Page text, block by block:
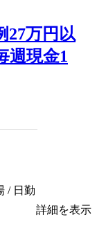
27万円以
週現金1
/ 日勤
詳細を表示